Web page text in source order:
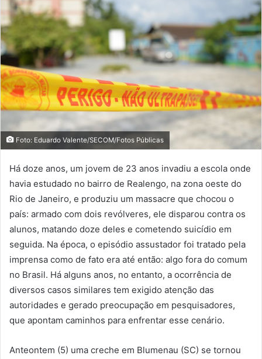
Foto: Eduardo Valente/SECOM/Fotos Públicas
Há doze anos, um jovem de 23 anos invadiu a escola onde
havia estudado no bairro de Realengo, na zona oeste do
Rio de Janeiro, e produziu um massacre que chocou o
país: armado com dois revólveres, ele disparou contra os
alunos, matando doze deles e cometendo suicídio em
seguida. Na época, o episódio assustador foi tratado pela
imprensa como de fato era até então: algo fora do comum
no Brasil. Há alguns anos, no entanto, a ocorrência de
diversos casos similares tem exigido atenção das
autoridades e gerado preocupação em pesquisadores,
que apontam caminhos para enfrentar esse cenário.
Anteontem (5) uma creche em Blumenau (SC) se tornou